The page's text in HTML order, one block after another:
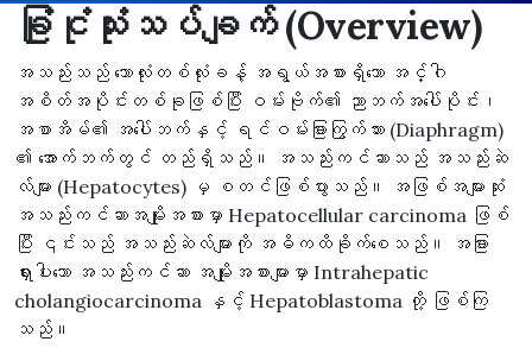
ခြုံငုံသုံးသပ်ချက် (Overview)
အသည်းသည် ဘောလုံးတစ်လုံးခန့် အရွယ်အစားရှိသော အင်္ဂါ
အစိတ်အပိုင်းတစ်ခုဖြစ်ပြီး ဝမ်းဗိုက်၏ ညာဘက်အပေါ်ပိုင်း၊
အစာအိမ်၏ အပေါ်ဘက်နှင့် ရင်ဝမ်းခြားကြွက်သား (Diaphragm)
၏ အောက်ဘက်တွင် တည်ရှိသည်။ အသည်းကင်ဆာသည် အသည်းဆဲ
လ်များ (Hepatocytes) မှ စတင်ဖြစ်ပွားသည်။ အဖြစ်အများဆုံး
အသည်းကင်ဆာအမျိုးအစားမှာ Hepatocellular carcinoma ဖြစ်
ပြီး ၎င်းသည် အသည်းဆဲလ်များကို အဓိကထိခိုက်စေသည်။ အခြား
ရှားပါးသော အသည်းကင်ဆာ အမျိုးအစားများမှာ Intrahepatic
cholangiocarcinoma နှင့် Hepatoblastoma တို့ ဖြစ်ကြ
သည်။